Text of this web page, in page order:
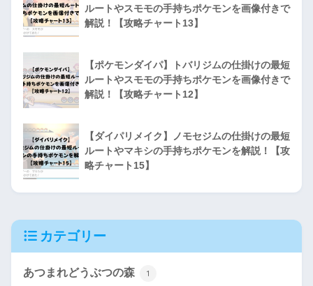
ルートやスモモの手持ちポケモンを画像付きで
解説！【攻略チャート13】
【ポケモンダイパ】トバリジムの仕掛けの最短
ルートやスモモの手持ちポケモンを画像付きで
解説！【攻略チャート12】
【ダイパリメイク】ノモセジムの仕掛けの最短
ルートやマキシの手持ちポケモンを解説！【攻
略チャート15】
カテゴリー
あつまれどうぶつの森 1